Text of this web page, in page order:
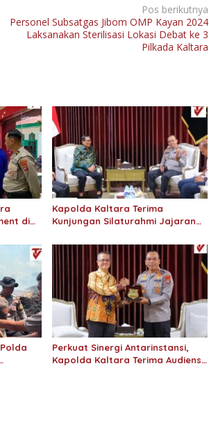
Pos berikutnya
Personel Subsatgas Jibom OMP Kayan 2024
Laksanakan Sterilisasi Lokasi Debat ke 3
Pilkada Kaltara
di
Kapolda Kaltara Terima
Kunjungan Silaturahmi Jajaran
Perkuat Sinergi Antarinstansi,
Kapolda Kaltara Terima Audiensi